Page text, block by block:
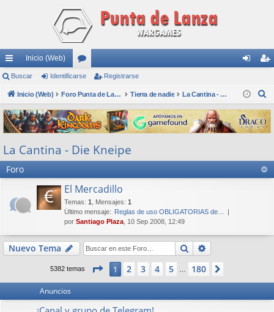
nl
ac
es
rá
pi
do
Inicio (Web)
or
os nti
fic
ar
ist
ra
rs
Buscar Identificarse Registrarse
Inicio (Web) Foro Punta de Lanza Wargames Tierra de nadie La Cantina - Die Kneipe
s
c
r
La Cantina - Die Kneipe
Foro
El Mercadillo
Temas: 1 Mensajes: 1
Último mensaje: Reglas de uso OBLIGATORIAS de…
por Santiago Plaza , 10 Sep 2008, 12:49
Nuevo Tema Buscar
5382 temas Página de 180
1 2 3 4 5 180
Anuncios